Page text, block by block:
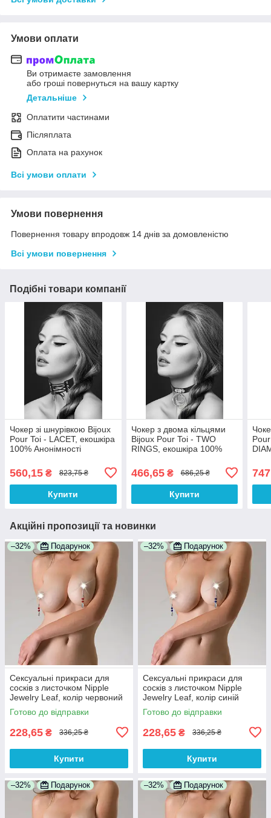
Умови оплати
Ви отримаєте замовлення
або гроші повернуться на вашу картку
Детальніше
Оплатити частинами
Післяплата
Оплата на рахунок
Всі умови оплати
Умови повернення
Повернення товару впродовж 14 днів за домовленістю
Всі умови повернення
Подібні товари компанії
Чокер зі шнурівкою Bijoux
Pour Toi - LACET, екошкіра
100% Анонімності
560,15 ₴ 823,75 ₴
Купити
Чокер з двома кільцями
Bijoux Pour Toi - TWO
RINGS, екошкіра 100%
466,65₴ 686,25 ₴
Купити
Акційні пропозиції та новинки
–32% Подарунок
Сексуальні прикраси для
сосків з листочком Nipple
Jewelry Leaf, колір червоний
100% Анонімності
Готово до відправки
228,65 ₴ 336,25 ₴
Купити
–32% Подарунок
Сексуальні прикраси для
сосків з листочком Nipple
Jewelry Leaf, колір синій
100% Анонімності
Готово до відправки
228,65 ₴ 336,25 ₴
Купити
–32% Подарунок –32% Подарунок